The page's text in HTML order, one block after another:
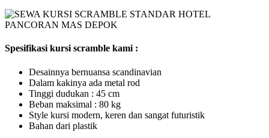
Spesifikasi kursi scramble kami :
Desainnya bernuansa scandinavian
Dalam kakinya ada metal rod
Tinggi dudukan : 45 cm
Beban maksimal : 80 kg
Style kursi modern, keren dan sangat futuristik
Bahan dari plastik